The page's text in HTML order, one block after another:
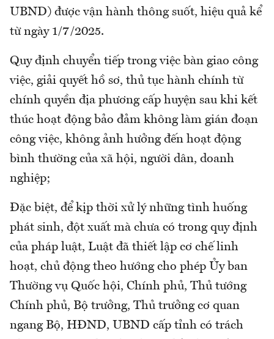
UBND) được vận hành thông suốt, hiệu quả kể
từ ngày 1/7/2025.
Quy định chuyển tiếp trong việc bàn giao công
việc, giải quyết hồ sơ, thủ tục hành chính từ
chính quyền địa phương cấp huyện sau khi kết
thúc hoạt động bảo đảm không làm gián đoạn
công việc, không ảnh hưởng đến hoạt động
bình thường của xã hội, người dân, doanh
nghiệp;
Đặc biệt, để kịp thời xử lý những tình huống
phát sinh, đột xuất mà chưa có trong quy định
của pháp luật, Luật đã thiết lập cơ chế linh
hoạt, chủ động theo hướng cho phép Ủy ban
Thường vụ Quốc hội, Chính phủ, Thủ tướng
Chính phủ, Bộ trưởng, Thủ trưởng cơ quan
ngang Bộ, HĐND, UBND cấp tỉnh có trách